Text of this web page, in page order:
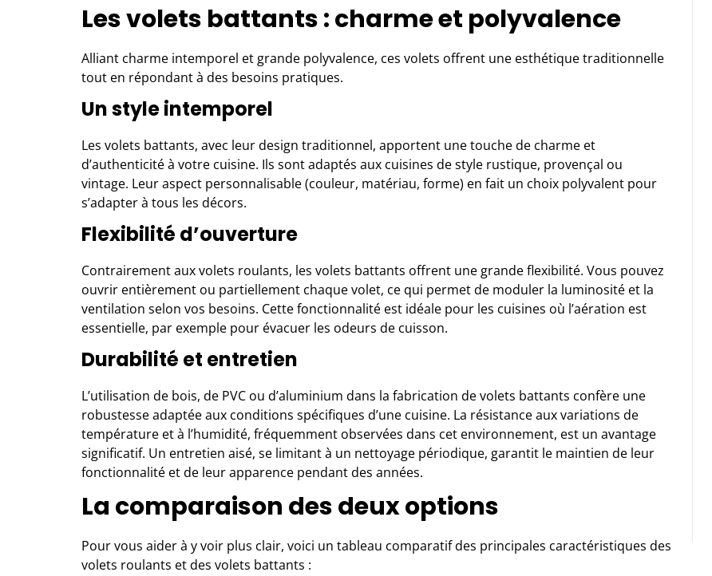
Les volets battants : charme et polyvalence
Alliant charme intemporel et grande polyvalence, ces volets offrent une esthétique traditionnelle
tout en répondant à des besoins pratiques.
Un style intemporel
Les volets battants, avec leurdesign traditionnel, apportent une touche de charme et
d’authenticité à votre cuisine. Ils sont adaptés aux cuisines de style rustique, provençal ou
vintage. Leur aspect personnalisable (couleur, matériau, forme) en fait un choix polyvalent pour
s’adapter à tous les décors.
Flexibilité d’ouverture
Contrairement aux volets roulants, les volets battants offrent une grande flexibilité. Vous pouvez
ouvrir entièrement ou partiellement chaque volet, ce qui permet de moduler la luminosité et la
ventilation selon vos besoins. Cette fonctionnalité est idéale pour les cuisines où l’aération est
essentielle, par exemple pour évacuer les odeurs de cuisson.
Durabilité et entretien
L’utilisation de bois, de PVC ou d’aluminium dans la fabrication de volets battants confère une
robustesse adaptée aux conditions spécifiques d’une cuisine. La résistance aux variations de
température et à l’humidité, fréquemment observées dans cet environnement, est un avantage
significatif. Un entretien aisé, se limitant à un nettoyage périodique, garantit le maintien de leur
fonctionnalité et de leur apparence pendant des années.
La comparaison des deux options
Pour vous aider à y voir plus clair, voici un tableau comparatif des principales caractéristiques des
volets roulants et des volets battants :